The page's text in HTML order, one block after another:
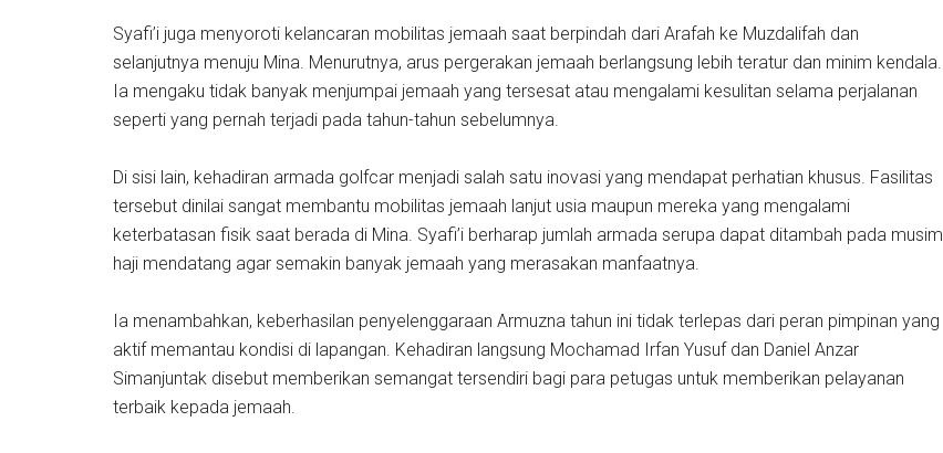
Syafi’i juga menyoroti kelancaran mobilitas jemaah saat berpindah dari Arafah ke Muzdalifah dan
selanjutnya menuju Mina. Menurutnya, arus pergerakan jemaah berlangsung lebih teratur dan minim kendala.
Ia mengaku tidak banyak menjumpai jemaah yang tersesat atau mengalami kesulitan selama perjalanan
seperti yang pernah terjadi pada tahun-tahun sebelumnya.
Di sisi lain, kehadiran armada golfcar menjadi salah satu inovasi yang mendapat perhatian khusus. Fasilitas
tersebut dinilai sangat membantu mobilitas jemaah lanjut usia maupun mereka yang mengalami
keterbatasan fisik saat berada di Mina. Syafi’i berharap jumlah armada serupa dapat ditambah pada musim
haji mendatang agar semakin banyak jemaah yang merasakan manfaatnya.
Ia menambahkan, keberhasilan penyelenggaraan Armuzna tahun ini tidak terlepas dari peran pimpinan yang
aktif memantau kondisi di lapangan. Kehadiran langsung Mochamad Irfan Yusuf dan Daniel Anzar
Simanjuntak disebut memberikan semangat tersendiri bagi para petugas untuk memberikan pelayanan
terbaik kepada jemaah.